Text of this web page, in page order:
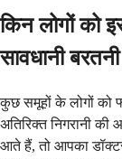
किन लोगों को
सावधानी बरतनी
कुछ समूहों के लोगों को
अतिरिक्त निगरानी
आते हैं, तो आपका